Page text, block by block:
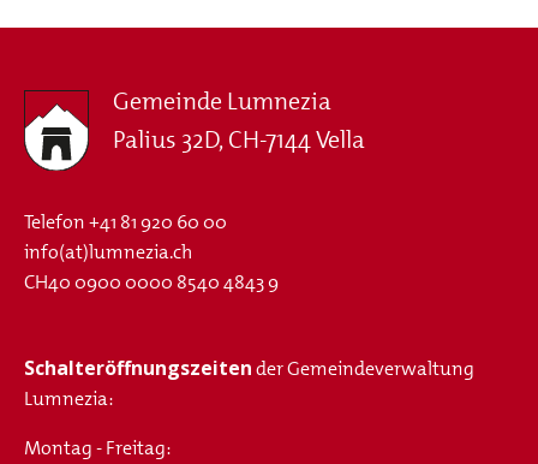
Gemeinde Lumnezia
Palius 32D, CH-7144 Vella
Telefon+41 81 920 60 00
info(at)lumnezia.ch
CH40 0900 0000 8540 4843 9
Schalteröffnungszeitender Gemeindeverwaltung
Lumnezia:
Montag - Freitag: